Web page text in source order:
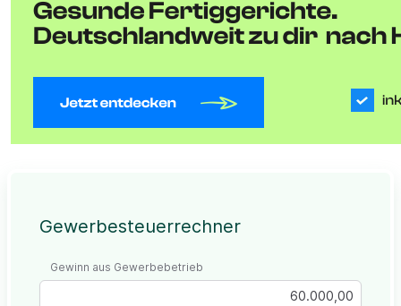
Gewerbesteuerrechner
Gewinn aus Gewerbebetrieb